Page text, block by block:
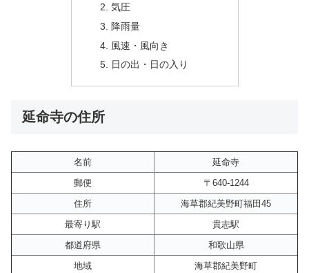
気圧
降雨量
風速・風向き
日の出・日の入り
延命寺の住所
名前
延命寺
郵便
〒640-1244
住所
海草郡紀美野町福田45
最寄り駅
貴志駅
都道府県
和歌山県
地域
海草郡紀美野町